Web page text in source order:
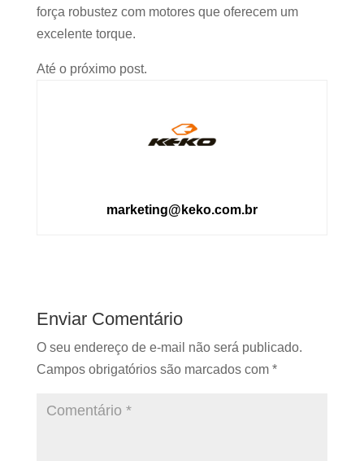
força robustez com motores que oferecem um
excelente torque.
Até o próximo post.
marketing@keko.com.br
Enviar Comentário
O seu endereço de e-mail não será publicado.
Campos obrigatórios são marcados com *